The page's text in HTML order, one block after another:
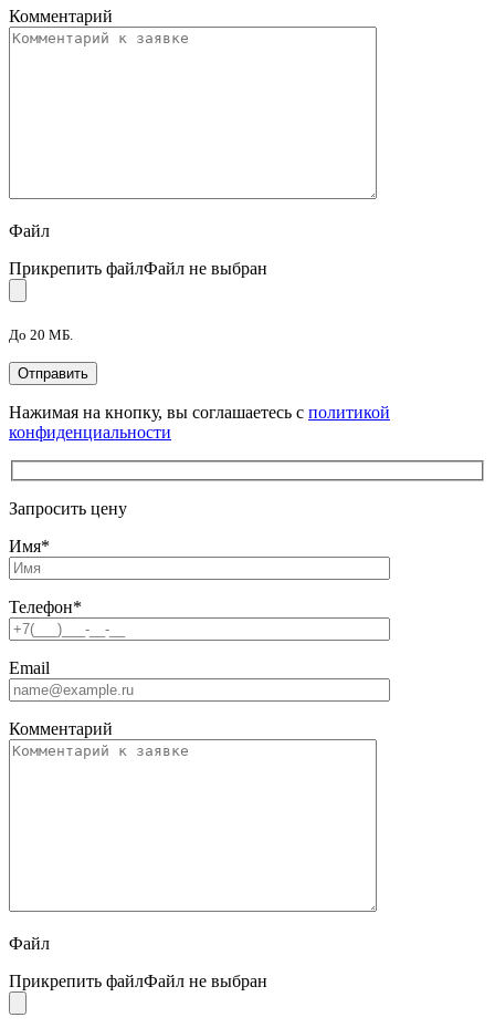
Комментарий
Файл
Прикрепить файлФайл не выбран
До 20 МБ.
Нажимая на кнопку, вы соглашаетесь с политикой
конфиденциальности
Запросить цену
Имя*
Телефон*
Email
Комментарий
Файл
Прикрепить файлФайл не выбран